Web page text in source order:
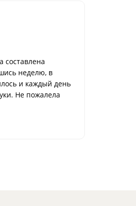
составлена
неделю, в
и каждый день
Не пожалела